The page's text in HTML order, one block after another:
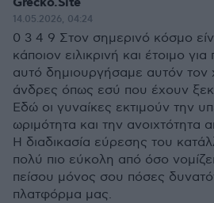
14.05.2026, 04:24
0 3 4 9 Στον σημερινό κόσμο
κάποιον ειλικρινή και έτοιμο
αυτό δημιουργήσαμε αυτόν τον
άνδρες όπως εσύ που έχουν
Εδώ οι γυναίκες εκτιμούν την
ωριμότητα και την ανοιχτότητα
Η διαδικασία εύρεσης του
πολύ πιο εύκολη από όσο
πείσου μόνος σου πόσες
πλατφόρμα μας.